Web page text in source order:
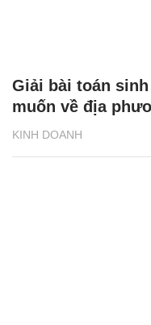
KINH DOANH
Giải bài toán
muốn về địa